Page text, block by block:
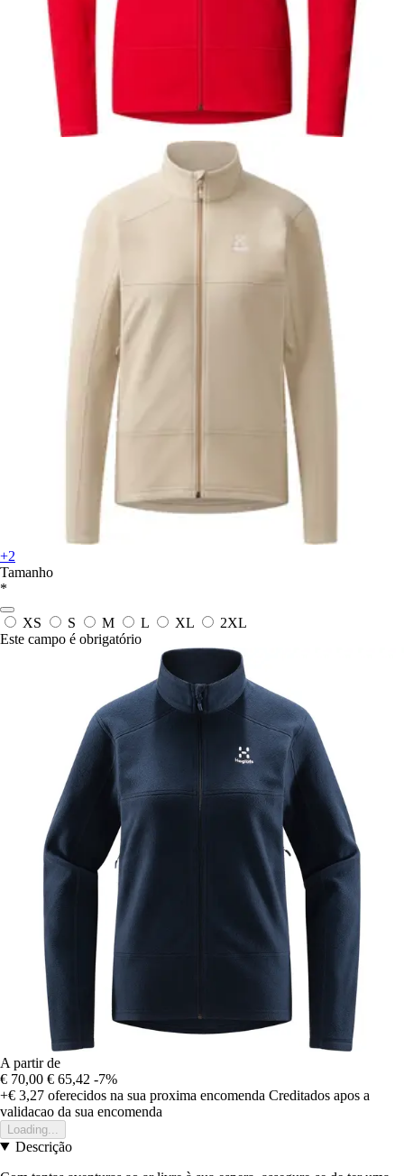
+2
Tamanho
*
XS S M L XL
2XL
Este campo é obrigatório
A partir de
€ 70,00 € 65,42 -7%
+€ 3,27 oferecidos na sua proxima encomenda Creditados apos a
validacao da sua encomenda
Loading...
Descrição